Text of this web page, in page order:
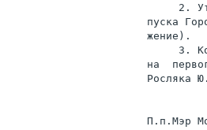
2.
пуска
жение).
3.
на
Росляка